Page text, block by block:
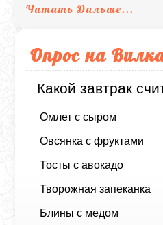
Читать Дальше...
Опрос на
Какой завтрак
Омлет с сыром
Овсянка с фруктами
Тосты с авокадо
Творожная запеканка
Блины с медом